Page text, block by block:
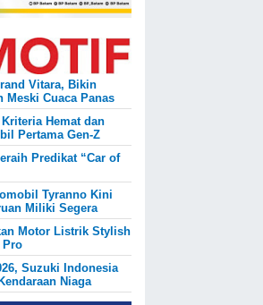
Vitara, Bikin
Meski Cuaca Panas
Hemat dan
Pertama Gen-Z
Predikat “Car of
Tyranno Kini
Miliki Segera
Motor Listrik Stylish
Pro
Suzuki Indonesia
Niaga